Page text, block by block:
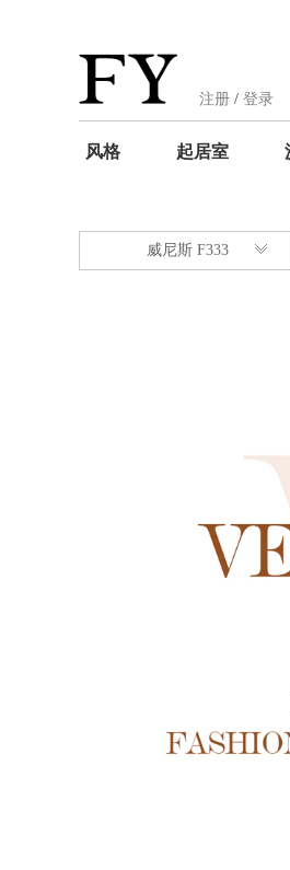
注册 / 登录
风格 起居室
威尼斯 F333